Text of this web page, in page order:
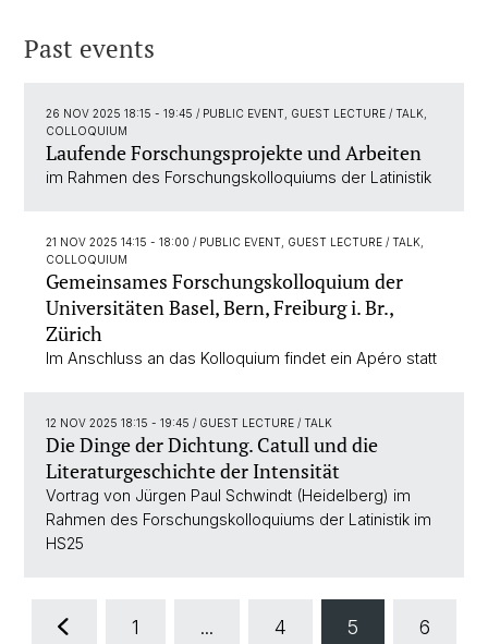
Past events
26 NOV 2025 18:15 - 19:45 / PUBLIC EVENT, GUEST LECTURE / TALK,
COLLOQUIUM
Laufende Forschungsprojekte und Arbeiten
im Rahmen des Forschungskolloquiums der Latinistik
21 NOV 2025 14:15 - 18:00 / PUBLIC EVENT, GUEST LECTURE / TALK,
COLLOQUIUM
Gemeinsames Forschungskolloquium der
Universitäten Basel, Bern, Freiburg i. Br.,
Zürich
Im Anschluss an das Kolloquium findet ein Apéro statt
12 NOV 2025 18:15 - 19:45 / GUEST LECTURE / TALK
Die Dinge der Dichtung. Catull und die
Literaturgeschichte der Intensität
Vortrag von Jürgen Paul Schwindt (Heidelberg) im
Rahmen des Forschungskolloquiums der Latinistik im
HS25
1 ... 4 5 6